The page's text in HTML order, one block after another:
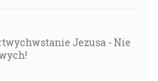
Jezusa - Nie